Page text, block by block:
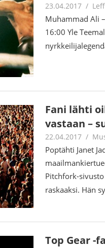
23.04.2017
Muhammad Ali
16:00 Yle
Fani lähti
vastaan –
22.04.2017
Poptähti Janet
Pitchfork-
raskaaksi. Hän
Top Gear -